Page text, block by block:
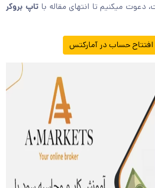
دعوت میکنیم تا انتهای مقاله با تاپ بروکر
افتتاح حساب در آمارکتس